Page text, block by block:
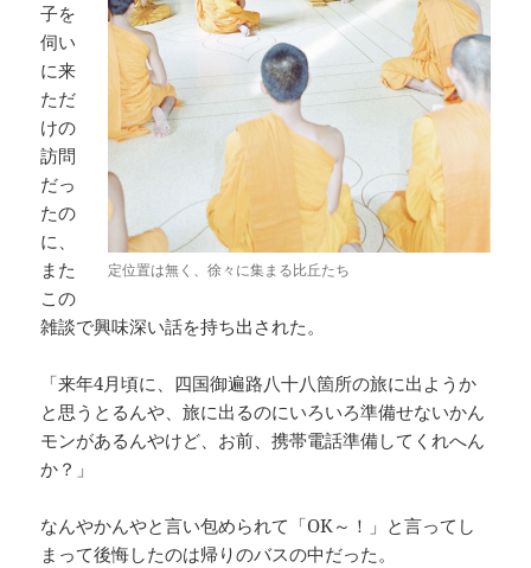
定位置は無く、徐々に集まる比丘たち
子を
伺い
に来
ただ
けの
訪問
だっ
たの
に、
また
この
雑談で興味深い話を持ち出された。
「来年4月頃に、四国御遍路八十八箇所の旅に出ようか
と思うとるんや、旅に出るのにいろいろ準備せないかん
モンがあるんやけど、お前、携帯電話準備してくれへん
か？」
なんやかんやと言い包められて「OK～！」と言ってし
まって後悔したのは帰りのバスの中だった。